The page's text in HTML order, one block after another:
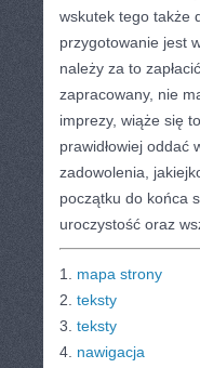
wskutek tego także
przygotowanie jest
należy za to
zapracowany, nie
imprezy, wiąże się
prawidłowiej oddać
zadowolenia,
początku do końca
uroczystość oraz
1. mapa strony
2. teksty
3. teksty
4. nawigacja